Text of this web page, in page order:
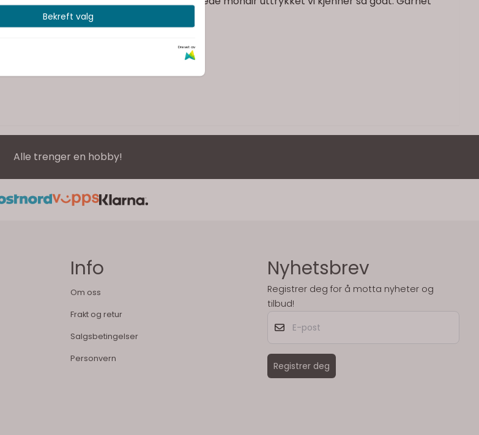
flere tråder.
Alle trenger en hobby!
Info
Om oss
Frakt og retur
Salgsbetingelser
Personvern
Nyhetsbrev
Registrer deg for å motta nyheter og
tilbud!
Registrer deg
Bekreft valg
Drevet av